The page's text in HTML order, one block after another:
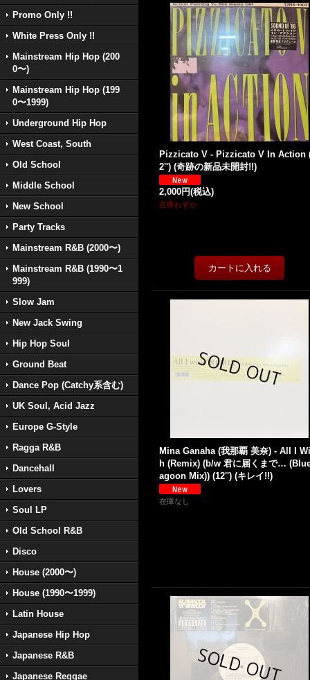
Promo Only !!
White Press Only !!
Mainstream Hip Hop (200
0〜)
Mainstream Hip Hop (199
0〜1999)
Underground Hip Hop
West Coast, South
Old School
Middle School
New School
Party Tracks
Mainstream R&B (2000〜)
Mainstream R&B (1990〜1
999)
Slow Jam
New Jack Swing
Hip Hop Soul
Ground Beat
Dance Pop (Catchy系含む)
UK Soul, Acid Jazz
Europe G-Style
Ragga R&B
Dancehall
Lovers
Soul LP
Old School R&B
Disco
House (2000〜)
House (1990〜1999)
Latin House
Japanese Hip Hop
Japanese R&B
Japanese Reggae
Pizzicato V - Pizzicato V In Action
2'') (奇跡の新品未開封!!)
2,000円(税込)
在庫わずか
Mina Ganaha (我那覇 美奈) - All I
h (Remix) (b/w 君に届くまで…
agoon Mix)) (12'') (キレイ!!)
在庫なし